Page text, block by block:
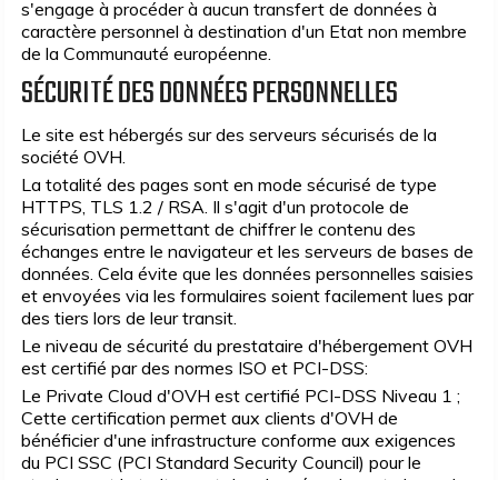
s'engage à procéder à aucun transfert de données à
caractère personnel à destination d'un Etat non membre
de la Communauté européenne.
SÉCURITÉ DES DONNÉES PERSONNELLES
Le site est hébergés sur des serveurs sécurisés de la
société OVH.
La totalité des pages sont en mode sécurisé de type
HTTPS, TLS 1.2 / RSA. Il s'agit d'un protocole de
sécurisation permettant de chiffrer le contenu des
échanges entre le navigateur et les serveurs de bases de
données. Cela évite que les données personnelles saisies
et envoyées via les formulaires soient facilement lues par
des tiers lors de leur transit.
Le niveau de sécurité du prestataire d'hébergement OVH
est certifié par des normes ISO et PCI-DSS:
Le Private Cloud d'OVH est certifié PCI-DSS Niveau 1 ;
Cette certification permet aux clients d'OVH de
bénéficier d'une infrastructure conforme aux exigences
du PCI SSC (PCI Standard Security Council) pour le